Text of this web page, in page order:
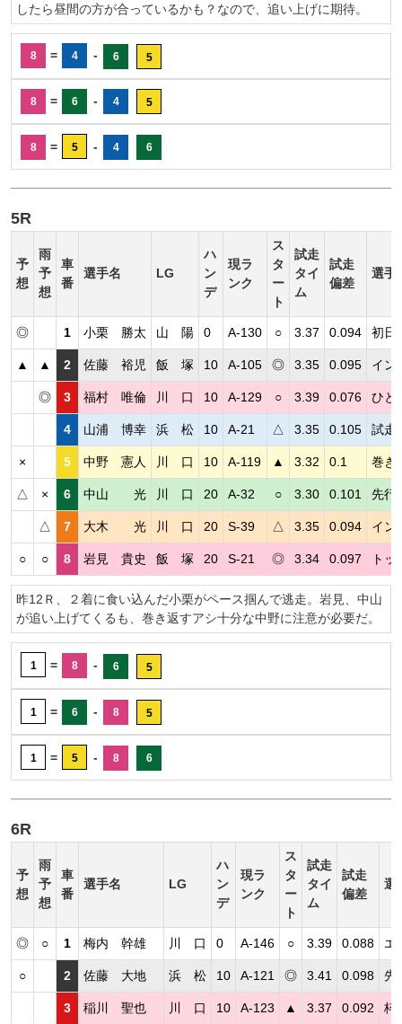
したら昼間の方が合っているかも？なので、追い上げに期待。
8 = 4 - 6 5
8 = 6 - 4 5
8 = 5 - 4 6
5R
予
想
雨
予
想
車
番
選手名 LG
ハ
ン
デ
現ラ
ンク
ス
タ
ー
ト
試走
タイ
ム
試走
偏差
選手
◎ 1 小栗 勝太 山 陽 0 A-130 ○ 3.37 0.094 初日
▲ ▲ 2 佐藤 裕児 飯 塚 10 A-105 ◎ 3.35 0.095 イン
◎ 3 福村 唯倫 川 口 10 A-129 ○ 3.39 0.076 ひと
4 山浦 博幸 浜 松 10 A-21 △ 3.35 0.105 試走
× 5 中野 憲人 川 口 10 A-119 ▲ 3.32 0.1 巻き
△ × 6 中山 光 川 口 20 A-32 ○ 3.30 0.101 先行
△ 7 大木 光 川 口 20 S-39 △ 3.35 0.094 イン
○ ○ 8 岩見 貴史 飯 塚 20 S-21 ◎ 3.34 0.097 ト
昨12Ｒ、２着に食い込んだ小栗がペース掴んで逃走。岩見、中山
が追い上げてくるも、巻き返すアシ十分な中野に注意が必要だ。
1 = 8 - 6 5
1 = 6 - 8 5
1 = 5 - 8 6
6R
予
想
雨
予
想
車
番
選手名 LG
ハ
ン
デ
現ラ
ンク
ス
タ
ー
ト
試走
タイ
ム
試走
偏差
選
◎ ○ 1 梅内 幹雄 川 口 0 A-146 ○ 3.39 0.088 エ
○ 2 佐藤 大地 浜 松 10 A-121 ◎ 3.41 0.098 先
3 稲川 聖也 川 口 10 A-123 ▲ 3.37 0.092 枠